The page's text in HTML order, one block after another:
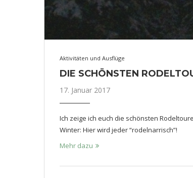
Aktivitäten und Ausflüge
DIE SCHÖNSTEN
17. Januar 2017
Ich zeige ich euch die schönsten
Winter: Hier wird jeder “rodelnarrisch”!
Mehr dazu